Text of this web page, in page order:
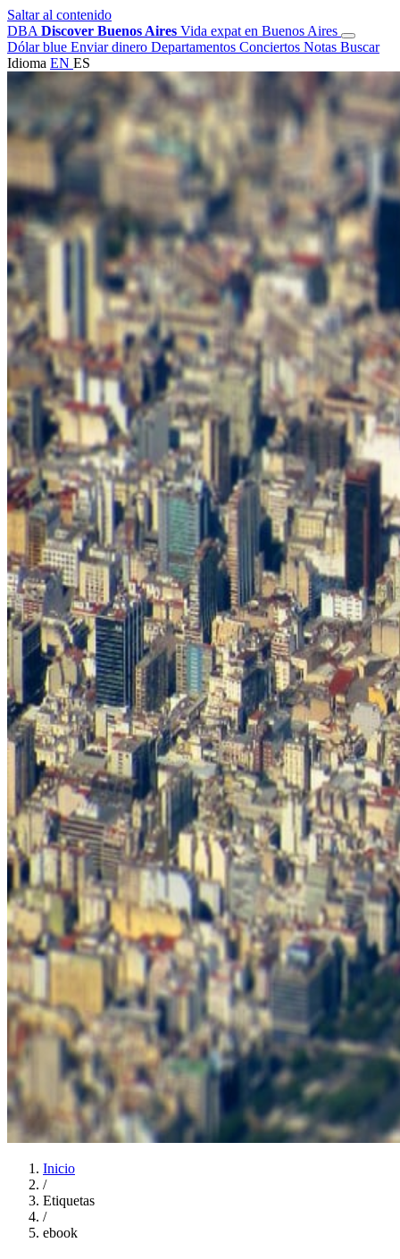
Saltar al contenido
DBA Discover Buenos Aires Vida expat en Buenos Aires
Dólar blue Enviar dinero Departamentos Conciertos Notas Buscar
Idioma EN ES
Inicio
/
Etiquetas
/
ebook